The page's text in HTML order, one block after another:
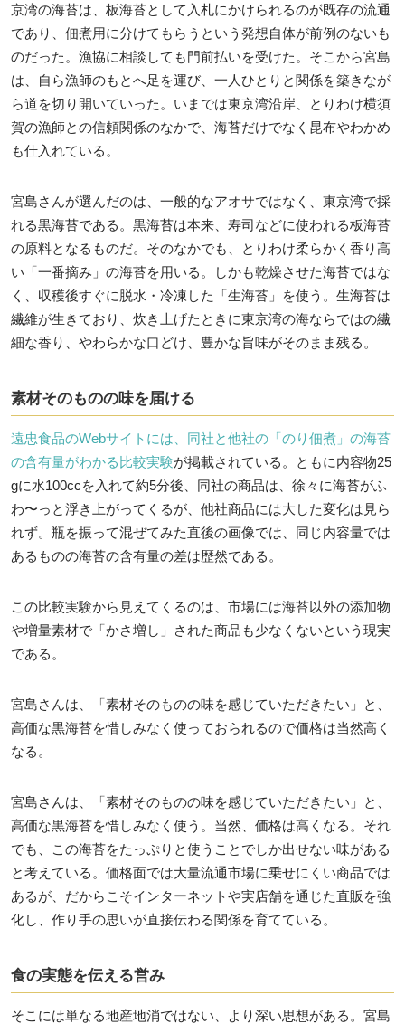
京湾の海苔は、板海苔として入札にかけられるのが既存の流通
であり、佃煮用に分けてもらうという発想自体が前例のないも
のだった。漁協に相談しても門前払いを受けた。そこから宮島
は、自ら漁師のもとへ足を運び、一人ひとりと関係を築きなが
ら道を切り開いていった。いまでは東京湾沿岸、とりわけ横須
賀の漁師との信頼関係のなかで、海苔だけでなく昆布やわかめ
も仕入れている。
宮島さんが選んだのは、一般的なアオサではなく、東京湾で採
れる黒海苔である。黒海苔は本来、寿司などに使われる板海苔
の原料となるものだ。そのなかでも、とりわけ柔らかく香り高
い「一番摘み」の海苔を用いる。しかも乾燥させた海苔ではな
く、収穫後すぐに脱水・冷凍した「生海苔」を使う。生海苔は
繊維が生きており、炊き上げたときに東京湾の海ならではの繊
細な香り、やわらかな口どけ、豊かな旨味がそのまま残る。
素材そのものの味を届ける
遠忠食品のWebサイトには、同社と他社の「のり佃煮」の海苔
の含有量がわかる比較実験が掲載されている。ともに内容物25
gに水100ccを入れて約5分後、同社の商品は、徐々に海苔がふ
わ〜っと浮き上がってくるが、他社商品には大した変化は見ら
れず。瓶を振って混ぜてみた直後の画像では、同じ内容量では
あるものの海苔の含有量の差は歴然である。
この比較実験から見えてくるのは、市場には海苔以外の添加物
や増量素材で「かさ増し」された商品も少なくないという現実
である。
宮島さんは、「素材そのものの味を感じていただきたい」と、
高価な黒海苔を惜しみなく使っておられるので価格は当然高く
なる。
宮島さんは、「素材そのものの味を感じていただきたい」と、
高価な黒海苔を惜しみなく使う。当然、価格は高くなる。それ
でも、この海苔をたっぷりと使うことでしか出せない味がある
と考えている。価格面では大量流通市場に乗せにくい商品では
あるが、だからこそインターネットや実店舗を通じた直販を強
化し、作り手の思いが直接伝わる関係を育てている。
食の実態を伝える営み
そこには単なる地産地消ではない、より深い思想がある。宮島